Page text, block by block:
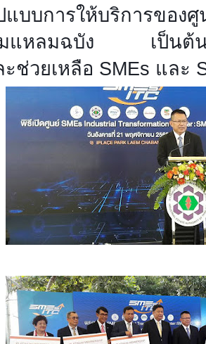
แบบการให้บริการของ
มแหลมฉบัง เป็นต้น
ช่วยเหลือ SMEs และ